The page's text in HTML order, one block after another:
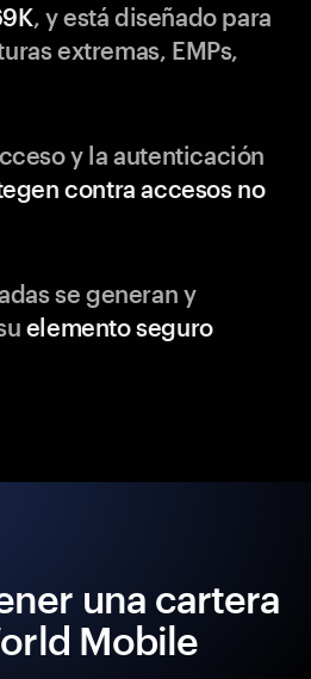
, y está diseñado para
extremas, EMPs,
y la autenticación
contra accesos no
se generan y
elemento seguro
una cartera
Mobile